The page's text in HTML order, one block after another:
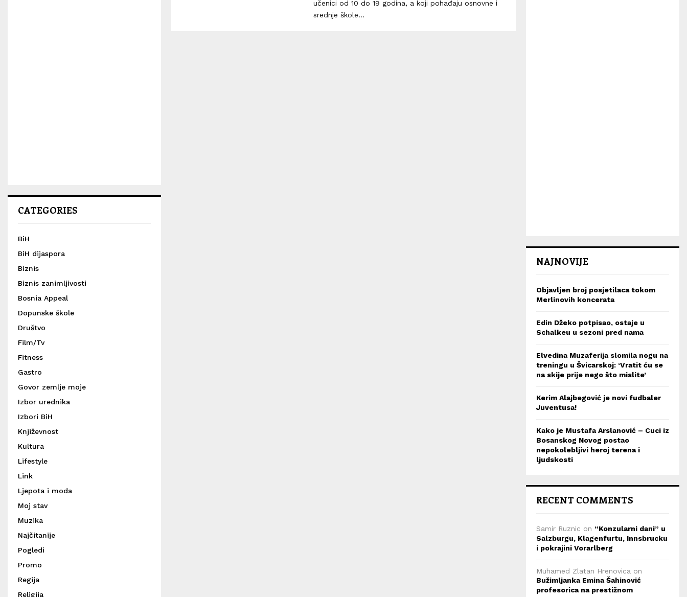
učenici od 10 do 19 godina, a koji pohađaju osnovne i
srednje škole...
CATEGORIES
BiH
BiH dijaspora
Biznis
Biznis zanimljivosti
Bosnia Appeal
Dopunske škole
Društvo
Film/Tv
Fitness
Gastro
Govor zemlje moje
Izbor urednika
Izbori BiH
Književnost
Kultura
Lifestyle
Link
Ljepota i moda
Moj stav
Muzika
Najčitanije
Pogledi
Promo
Regija
Religija
NAJNOVIJE
Objavljen broj posjetilaca tokom
Merlinovih koncerata
Edin Džeko potpisao, ostaje u
Schalkeu u sezoni pred nama
Elvedina Muzaferija slomila nogu na
treningu u Švicarskoj: ‘Vratit ću se
na skije prije nego što mislite’
Kerim Alajbegović je novi fudbaler
Juventusa!
Kako je Mustafa Arslanović – Cuci iz
Bosanskog Novog postao
nepokolebljivi heroj terena i
ljudskosti
RECENT COMMENTS
Samir Ruznic on “Konzularni dani” u
Salzburgu, Klagenfurtu, Innsbrucku
i pokrajini Vorarlberg
Muhamed Zlatan Hrenovica on
Bužimljanka Emina Šahinović
profesorica na prestižnom